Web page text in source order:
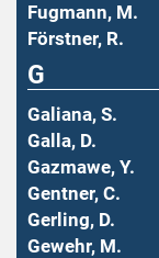
Fugmann, M.
Förstner, R.
G
Galiana, S.
Galla, D.
Gazmawe, Y.
Gentner, C.
Gerling, D.
Gewehr, M.